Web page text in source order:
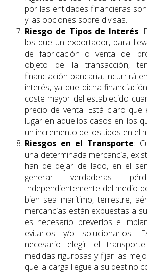
por las entidades financieras
y las opciones sobre divisas.
Riesgo de Tipos de Interés:
los que un exportador, para
de fabricación o venta del
objeto de la transacción,
financiación bancaria, incurrirá
interés, ya que dicha
coste mayor del establecido
precio de venta. Está claro que
lugar en aquellos casos en los
un incremento de los tipos en el
Riesgos en el Transporte:
una determinada mercancía,
han de dejar de lado, en el
generar verdaderas
Independientemente del medio
bien sea marítimo, terrestre,
mercancías están expuestas a
es necesario preverlos e
evitarlos y/o solucionarlos.
necesario elegir el
medidas rigurosas y fijar las
que la carga llegue a su destino